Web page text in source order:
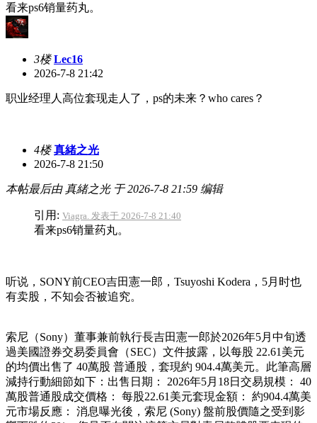
看来ps6销量药丸。
3楼 Lec16
2026-7-8 21:42
职业经理人高位套现走人了，ps的未来？who cares？
4楼 真緒之光
2026-7-8 21:50
本帖最后由 真緒之光 于 2026-7-8 21:59 编辑
引用: Viagra. 发表于 2026-7-8 21:40
看来ps6销量药丸。
听说，SONY前CEO吉田憲一郎，Tsuyoshi Kodera，5月时也
有卖股，不知会否被追究。
索尼（Sony）董事兼前執行長吉田憲一郎於2026年5月中旬透
過美國證券交易委員會（SEC）文件披露，以每股 22.61美元
的均價出售了 40萬股 普通股，套現約 904.4萬美元。此筆高層
減持行動細節如下：出售日期： 2026年5月18日交易規模： 40
萬股普通股成交價格： 每股22.61美元套現金額： 約904.4萬美
元市場反應： 消息曝光後，索尼 (Sony) 盤前股價隨之受到影